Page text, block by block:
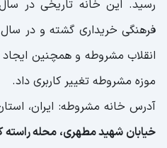
انقلاب مشروطه و همچنین ایجاد
موزه مشروطه تغییر کاربری داد.
آدرس خانه مشروطه: ایران،
خیابان شهید مطهری، محله راسته